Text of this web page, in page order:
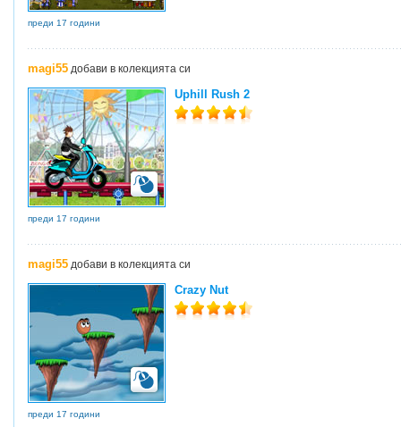
преди 17 години
magi55 добави в колекцията си
Uphill Rush 2
преди 17 години
magi55 добави в колекцията си
Crazy Nut
преди 17 години